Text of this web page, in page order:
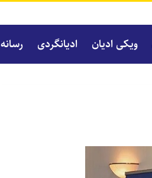
ویکی ادیان ادیانگردی رسانه